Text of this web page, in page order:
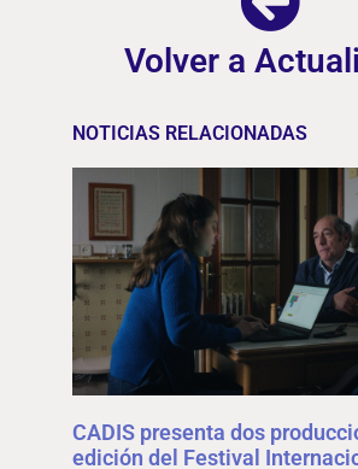
Volver a
NOTICIAS RELACIONADAS
CADIS presenta dos
edición del Festival